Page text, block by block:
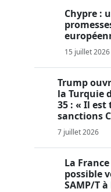
Chypre :
15 juillet 2026
Trump
la Turquie
35 : « Il est
sanctions
7 juillet 2026
La
possible
SAMP/T